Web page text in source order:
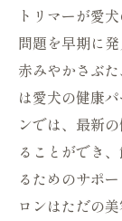
トリマーが愛
問題を早期に
赤みやかさぶ
は愛犬の健康
ンでは、最新
ることができ
るためのサポ
ロンはただの